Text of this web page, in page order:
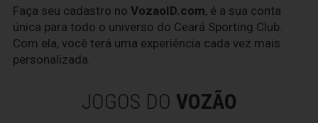
Faça seu cadastro no VozaoID.com, é a sua conta
única para todo o universo do Ceará Sporting Club.
Com ela, você terá uma experiência cada vez mais
personalizada.
JOGOS DO VOZÃO